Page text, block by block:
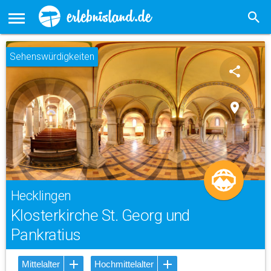
Sehenswürdigkeiten
Hecklingen
Klosterkirche St. Georg und
Pankratius
share
place
Mittelalter
Hochmittelalter